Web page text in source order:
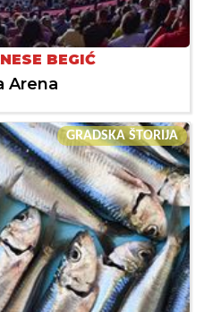
BEGIĆ
Arena
GRADSKA ŠTORIJA